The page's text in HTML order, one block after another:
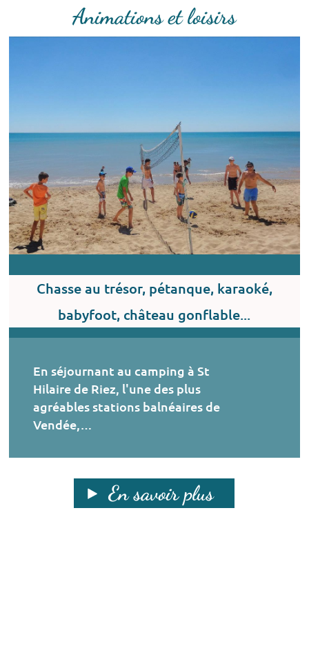
Animations et loisirs
Chasse au trésor, pétanque, karaoké,
babyfoot, château gonflable...
En séjournant au camping à St
Hilaire de Riez, l'une des plus
agréables stations balnéaires de
Vendée,…
En savoir plus